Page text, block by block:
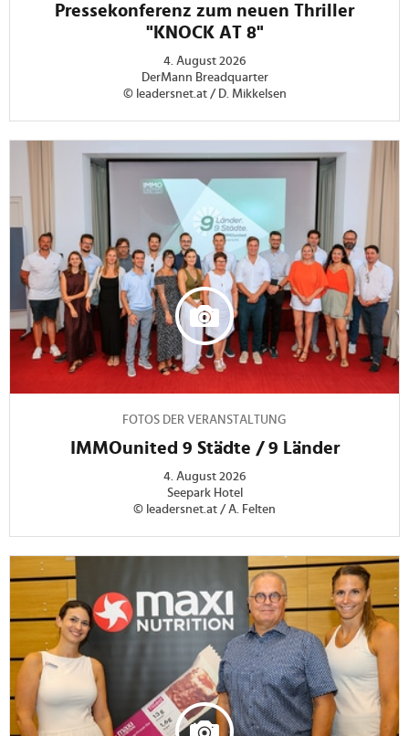
Pressekonferenz zum neuen Thriller
"KNOCK AT 8"
4. August 2026
DerMann Breadquarter
© leadersnet.at / D. Mikkelsen
FOTOS DER VERANSTALTUNG
IMMOunited 9 Städte / 9 Länder
4. August 2026
Seepark Hotel
© leadersnet.at / A. Felten